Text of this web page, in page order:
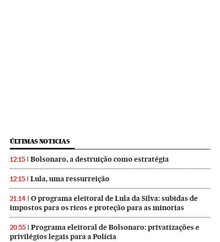
ÚLTIMAS NOTICIAS
12:15 Bolsonaro, a destruição como estratégia
12:15 Lula, uma ressurreição
21:14
O programa eleitoral de Lula da Silva: subidas de
impostos para os ricos e proteção para as minorias
20:55
Programa eleitoral de Bolsonaro: privatizações e
privilégios legais para a Polícia